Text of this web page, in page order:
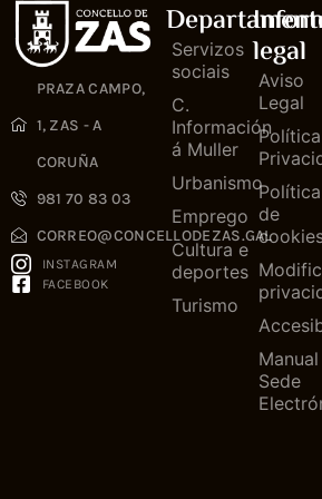
PRAZA CAMPO,
1, ZAS - A
CORUÑA
981 70 83 03
CORREO@CONCELLODEZAS.GAL
INSTAGRAM
FACEBOOK
Servizos
sociais
C.
Información
á Muller
Urbanismo
Emprego
Cultura e
deportes
Turismo
legal
Aviso
Legal
Política
de
Manual
Sede